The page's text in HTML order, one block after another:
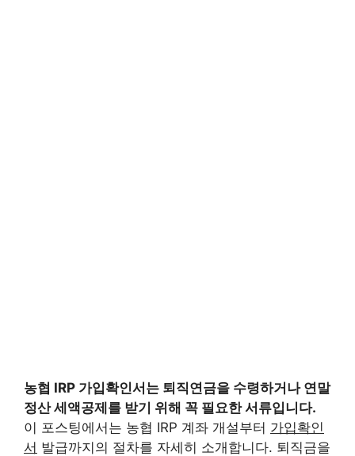
농협 IRP 가입확인서 는 퇴직연금을 수령하거나 연말
정산 세액공제를 받기 위해 꼭 필요한 서류입니다.
이 포스팅에서는 농협 IRP 계좌 개설부터 가입확인
서 발급까지의 절차를 자세히 소개합니다. 퇴직금을